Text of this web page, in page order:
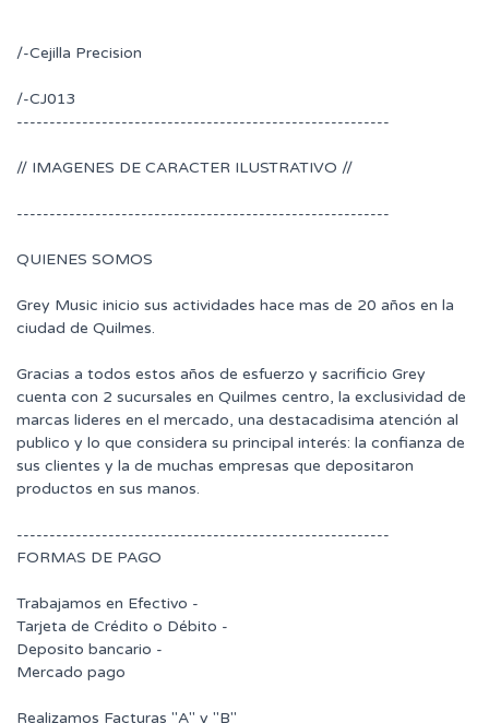
/-Cejilla Precision
/-CJ013
---------------------------------------------------------
// IMAGENES DE CARACTER ILUSTRATIVO //
---------------------------------------------------------
QUIENES SOMOS
Grey Music inicio sus actividades hace mas de 20 años en la
ciudad de Quilmes.
Gracias a todos estos años de esfuerzo y sacrificio Grey
cuenta con 2 sucursales en Quilmes centro, la exclusividad de
marcas lideres en el mercado, una destacadisima atención al
publico y lo que considera su principal interés: la confianza de
sus clientes y la de muchas empresas que depositaron
productos en sus manos.
---------------------------------------------------------
FORMAS DE PAGO
Trabajamos en Efectivo -
Tarjeta de Crédito o Débito -
Deposito bancario -
Mercado pago
Realizamos Facturas "A" y "B"